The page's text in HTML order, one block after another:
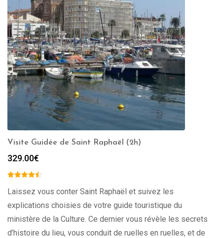
Visite Guidée de Saint Raphaël (2h)
329.00€
Laissez vous conter Saint Raphaël et suivez les
explications choisies de votre guide touristique du
ministère de la Culture. Ce dernier vous révèle les secrets
d’histoire du lieu, vous conduit de ruelles en ruelles, et de